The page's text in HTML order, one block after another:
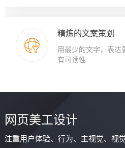
精炼的文案策划
用最少的文字，表达
有可读性
网页美工设计
注重用户体验、行为、主视觉、视